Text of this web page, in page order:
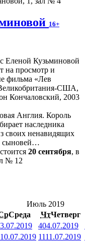
16+
Еленой Кузьминовой
на просмотр и
фильма «Лев
США,
Кончаловский, 2003
Англия. Король
наследника
своих ненавидящих
сыновей…
20 сентября, в
№ 12
Июль 2019
Среда ЧтЧетверг
404.07.2019
10.07.2019 1111.07.2019